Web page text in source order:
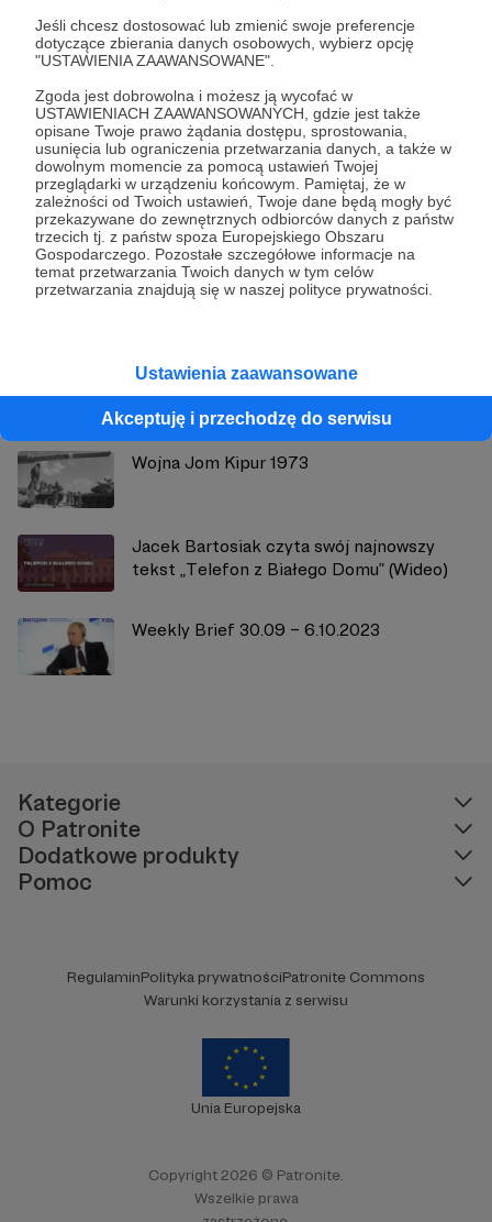
Jeśli chcesz dostosować lub zmienić swoje preferencje
dotyczące zbierania danych osobowych, wybierz opcję
"USTAWIENIA ZAAWANSOWANE".
Zgoda jest dobrowolna i możesz ją wycofać w
USTAWIENIACH ZAAWANSOWANYCH, gdzie jest także
opisane Twoje prawo żądania dostępu, sprostowania,
usunięcia lub ograniczenia przetwarzania danych, a także w
dowolnym momencie za pomocą ustawień Twojej
przeglądarki w urządzeniu końcowym. Pamiętaj, że w
zależności od Twoich ustawień, Twoje dane będą mogły być
przekazywane do zewnętrznych odbiorców danych z państw
trzecich tj. z państw spoza Europejskiego Obszaru
Gospodarczego. Pozostałe szczegółowe informacje na
temat przetwarzania Twoich danych w tym celów
przetwarzania znajdują się w naszej polityce prywatności.
Ustawienia zaawansowane
Akceptuję i przechodzę do serwisu
Strategy&Future
Zobacz profil autora
Zobacz również
Wojna Jom Kipur 1973
Jacek Bartosiak czyta swój najnowszy
tekst „Telefon z Białego Domu” (Wideo)
Weekly Brief 30.09 – 6.10.2023
Kategorie
O Patronite
Dodatkowe produkty
Pomoc
RegulaminPolityka prywatnościPatronite Commons
Warunki korzystania z serwisu
Unia Europejska
Copyright 2026 © Patronite.
Wszelkie prawa